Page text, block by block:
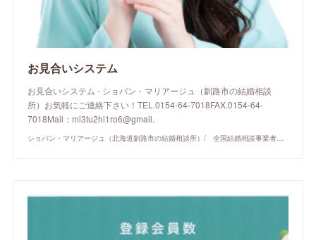
お見合いシステム
お見合いシステム - ショパン・マリアージュ（釧路市の結婚相談
所）お気軽にご連絡下さい！TEL.0154-64-7018FAX.0154-64-
7018Mail：mi3tu2hi1ro6@gmail.
ショパン・マリアージュ（北海道釧路市の結婚相談所）/ 全国結婚相談事業者連盟正規加盟店 / cherry-piano.com